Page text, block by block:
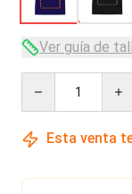
Ver guía de
Esta venta